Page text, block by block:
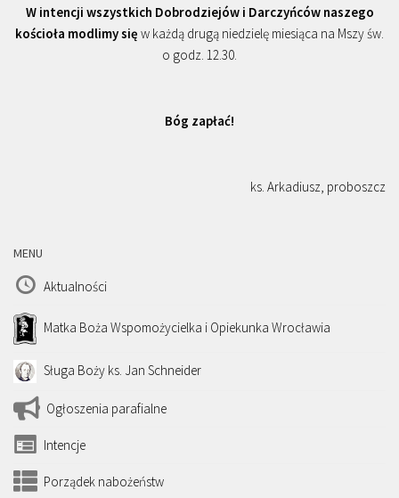
W intencji wszystkich Dobrodziejów i Darczyńców naszego
kościoła modlimy się w każdą drugą niedzielę miesiąca na Mszy św.
o godz. 12.30.
Bóg zapłać!
ks. Arkadiusz, proboszcz
MENU
Aktualności
Matka Boża Wspomożycielka i Opiekunka Wrocławia
Sługa Boży ks. Jan Schneider
Ogłoszenia parafialne
Intencje
Porządek nabożeństw